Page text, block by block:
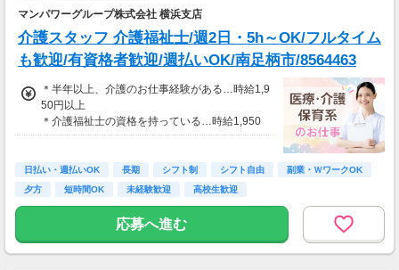
よって異なる）
支払方法：日払い・週払い
※日払いも週払いOK（規定あり）
（稼働開始時は手続き完了次第となります）
週払い：金曜日締め最短翌週火曜日にお給料GE
T♪
※交通費：別途全額支給
※車・バイク通勤に関して施設により異なる場
合あり（応相談）
マンパワーグループ株式会社 横浜支店
介護スタッフ 介護福祉士/週2日・5h～OK/フルタイム
も歓迎/有資格者歓迎/週払いOK/南足柄市/8564463
＊半年以上、介護のお仕事経験がある…時給1,9
50円以上
＊介護福祉士の資格を持っている…時給1,950
円以上
≪収入例≫
◎日勤／経験者の場合
・月収343,200円（日収(1,950*8)円×月22回勤
日払い・週払いOK 長期 シフト制 シフト自由
副業・ＷワークOK
夕方
短時間OK 未経験歓迎 高校生歓迎
応募へ進む